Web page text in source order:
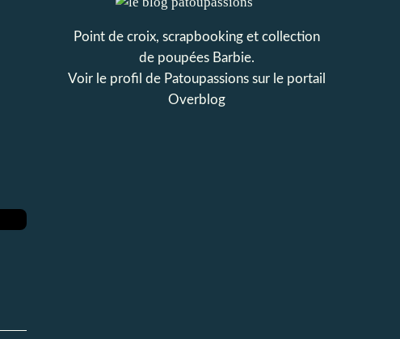
Point de croix, scrapbooking et collection
de poupées Barbie.
Voir le profil de Patoupassionssur le portail
Overblog